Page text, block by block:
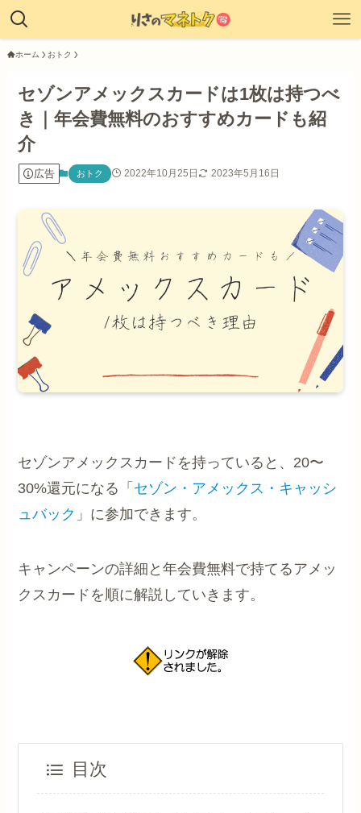
ホーム おトク
セゾンアメックスカードは1枚は持つべ
き｜年会費無料のおすすめカードも紹
介
広告 おトク 2022年10月25日 2023年5月16日
セゾンアメックスカードを持っていると、20〜
30%還元になる「 セゾン・アメックス・キャッシ
ュバック 」に参加できます。
キャンペーンの詳細と年会費無料で持てるアメッ
クスカードを順に解説していきます。
目次